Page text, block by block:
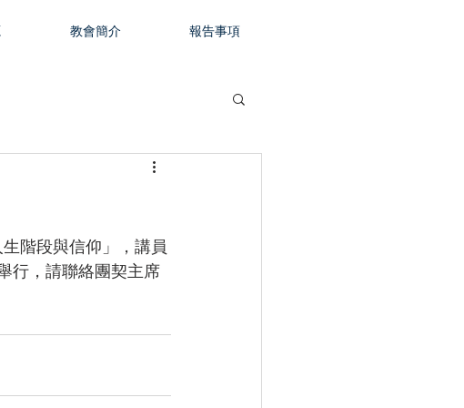
教會簡介 報告事項
階段與信仰」，講員
行，請聯絡團契主席